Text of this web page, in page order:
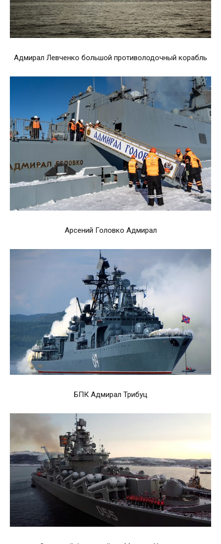
Адмирал Левченко большой противолодочный корабль
Арсений Головко Адмирал
БПК Адмирал Трибуц